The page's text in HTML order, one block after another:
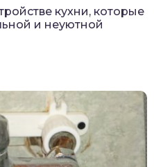
кухни, которые
и неуютной